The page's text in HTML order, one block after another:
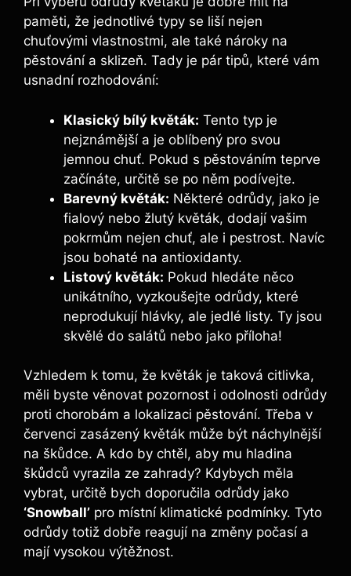
paměti, že jednotlivé typy se liší nejen
chuťovými vlastnostmi, ale také nároky na
pěstování a sklizeň. Tady je pár tipů, které vám
usnadní rozhodování:
Klasický bílý květák: Tento typ je
nejznámější a je oblíbený pro svou
jemnou chuť. Pokud s pěstováním teprve
začínáte, určitě se po něm podívejte.
Barevný květák: Některé odrůdy, jako je
fialový nebo žlutý květák, dodají vašim
pokrmům nejen chuť, ale i pestrost. Navíc
jsou bohaté na antioxidanty.
Listový květák: Pokud hledáte něco
unikátního, vyzkoušejte odrůdy, které
neprodukují hlávky, ale jedlé listy. Ty jsou
skvělé do salátů nebo jako příloha!
Vzhledem k tomu, že květák je taková citlivka,
měli byste věnovat pozornost i odolnosti odrůdy
proti chorobám a lokalizaci pěstování. Třeba v
červenci zasázený květák může být náchylnější
na škůdce. A kdo by chtěl, aby mu hladina
škůdců vyrazila ze zahrady? Kdybych měla
vybrat, určitě bych doporučila odrůdy jako
‘Snowball’ pro místní klimatické podmínky. Tyto
odrůdy totiž dobře reagují na změny počasí a
mají vysokou výtěžnost.